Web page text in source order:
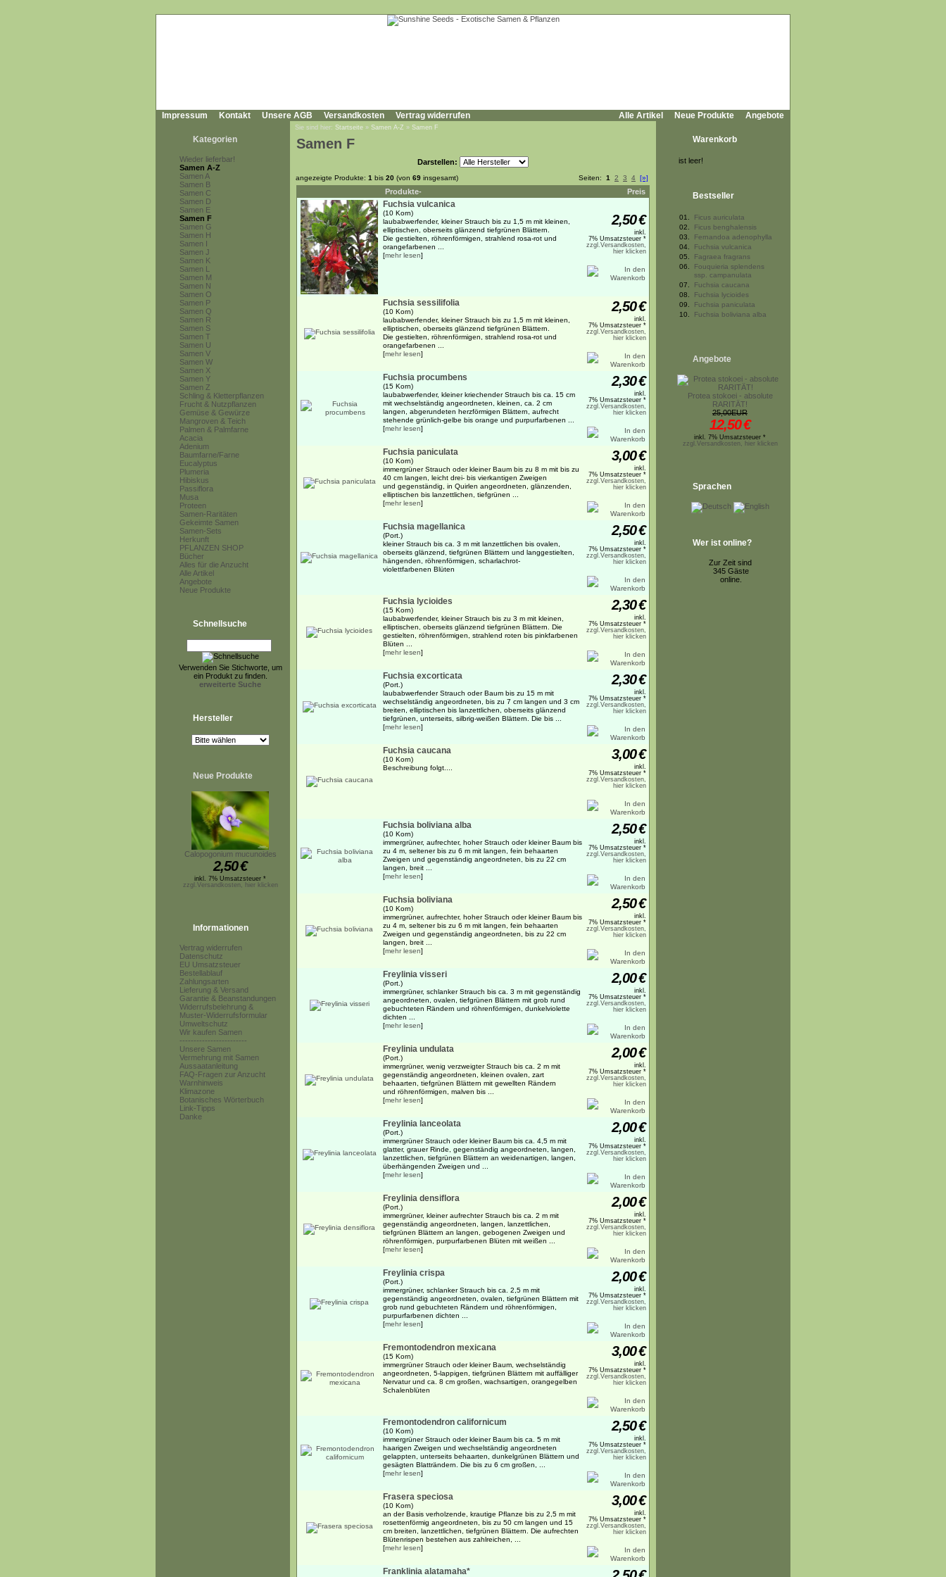
Impressum Kontakt Unsere AGB Versandkosten Vertrag widerrufen Alle Artikel Neue Produkte Angebote
Kategorien
Wieder lieferbar!
Samen A-Z
Samen A
Samen B
Samen C
Samen D
Samen E
Samen F
Samen G
Samen H
Samen I
Samen J
Samen K
Samen L
Samen M
Samen N
Samen O
Samen P
Samen Q
Samen R
Samen S
Samen T
Samen U
Samen V
Samen W
Samen X
Samen Y
Samen Z
Schling & Kletterpflanzen
Frucht & Nutzpflanzen
Gemüse & Gewürze
Mangroven & Teich
Palmen & Palmfarne
Acacia
Adenium
Baumfarne/Farne
Eucalyptus
Plumeria
Hibiskus
Passiflora
Musa
Proteen
Samen-Raritäten
Gekeimte Samen
Samen-Sets
Herkunft
PFLANZEN SHOP
Bücher
Alles für die Anzucht
Alle Artikel
Angebote
Neue Produkte
Schnellsuche
Verwenden Sie Stichworte, um
ein Produkt zu finden.
erweiterte Suche
Hersteller
Neue Produkte
Calopogonium mucunoides
2,50€
inkl. 7% Umsatzsteuer *
zzgl.Versandkosten, hier klicken
Informationen
Vertrag widerrufen
Datenschutz
EU Umsatzsteuer
Bestellablauf
Zahlungsarten
Lieferung & Versand
Garantie & Beanstandungen
Widerrufsbelehrung &
Muster-Widerrufsformular
Umweltschutz
Wir kaufen Samen
------------------------
Unsere Samen
Vermehrung mit Samen
Aussaatanleitung
FAQ-Fragen zur Anzucht
Warnhinweis
Klimazone
Botanisches Wörterbuch
Link-Tipps
Danke
Sie sind hier: Startseite » Samen A-Z » Samen F
Samen F
Darstellen:
angezeigte Produkte: 1 bis 20 (von 69 insgesamt) Seiten: 1 2 3 4 [»]
Produkte- Preis
Fuchsia vulcanica
(10 Korn)
laubabwerfender, kleiner Strauch bis zu 1,5 m mit kleinen,
elliptischen, oberseits glänzend tiefgrünen Blättern.
Die gestielten, röhrenförmigen, strahlend rosa-rot und
orangefarbenen ...
[mehr lesen]
2,50€
inkl.
7% Umsatzsteuer *
zzgl.Versandkosten,
hier klicken
Fuchsia sessilifolia
(10 Korn)
laubabwerfender, kleiner Strauch bis zu 1,5 m mit kleinen,
elliptischen, oberseits glänzend tiefgrünen Blättern.
Die gestielten, röhrenförmigen, strahlend rosa-rot und
orangefarbenen ...
[mehr lesen]
2,50€
inkl.
7% Umsatzsteuer *
zzgl.Versandkosten,
hier klicken
Fuchsia procumbens
(15 Korn)
laubabwerfender, kleiner kriechender Strauch bis ca. 15 cm
mit wechselständig angeordneten, kleinen, ca. 2 cm
langen, abgerundeten herzförmigen Blättern, aufrecht
stehende grünlich-gelbe bis orange und purpurfarbenen ...
[mehr lesen]
2,30€
inkl.
7% Umsatzsteuer *
zzgl.Versandkosten,
hier klicken
Fuchsia paniculata
(10 Korn)
immergrüner Strauch oder kleiner Baum bis zu 8 m mit bis zu
40 cm langen, leicht drei- bis vierkantigen Zweigen
und gegenständig, in Quirlen angeordneten, glänzenden,
elliptischen bis lanzettlichen, tiefgrünen ...
[mehr lesen]
3,00€
inkl.
7% Umsatzsteuer *
zzgl.Versandkosten,
hier klicken
Fuchsia magellanica
(Port.)
kleiner Strauch bis ca. 3 m mit lanzettlichen bis ovalen,
oberseits glänzend, tiefgrünen Blättern und langgestielten,
hängenden, röhrenförmigen, scharlachrot-
violettfarbenen Blüten
2,50€
inkl.
7% Umsatzsteuer *
zzgl.Versandkosten,
hier klicken
Fuchsia lycioides
(15 Korn)
laubabwerfender, kleiner Strauch bis zu 3 m mit kleinen,
elliptischen, oberseits glänzend tiefgrünen Blättern. Die
gestielten, röhrenförmigen, strahlend roten bis pinkfarbenen
Blüten ...
[mehr lesen]
2,30€
inkl.
7% Umsatzsteuer *
zzgl.Versandkosten,
hier klicken
Fuchsia excorticata
(Port.)
laubabwerfender Strauch oder Baum bis zu 15 m mit
wechselständig angeordneten, bis zu 7 cm langen und 3 cm
breiten, elliptischen bis lanzettlichen, oberseits glänzend
tiefgrünen, unterseits, silbrig-weißen Blättern. Die bis ...
[mehr lesen]
2,30€
inkl.
7% Umsatzsteuer *
zzgl.Versandkosten,
hier klicken
Fuchsia caucana
(10 Korn)
Beschreibung folgt....
3,00€
inkl.
7% Umsatzsteuer *
zzgl.Versandkosten,
hier klicken
Fuchsia boliviana alba
(10 Korn)
immergrüner, aufrechter, hoher Strauch oder kleiner Baum bis
zu 4 m, seltener bis zu 6 m mit langen, fein behaarten
Zweigen und gegenständig angeordneten, bis zu 22 cm
langen, breit ...
[mehr lesen]
2,50€
inkl.
7% Umsatzsteuer *
zzgl.Versandkosten,
hier klicken
Fuchsia boliviana
(10 Korn)
immergrüner, aufrechter, hoher Strauch oder kleiner Baum bis
zu 4 m, seltener bis zu 6 m mit langen, fein behaarten
Zweigen und gegenständig angeordneten, bis zu 22 cm
langen, breit ...
[mehr lesen]
2,50€
inkl.
7% Umsatzsteuer *
zzgl.Versandkosten,
hier klicken
Freylinia visseri
(Port.)
immergrüner, schlanker Strauch bis ca. 3 m mit gegenständig
angeordneten, ovalen, tiefgrünen Blättern mit grob rund
gebuchteten Rändern und röhrenförmigen, dunkelviolette
dichten ...
[mehr lesen]
2,00€
inkl.
7% Umsatzsteuer *
zzgl.Versandkosten,
hier klicken
Freylinia undulata
(Port.)
immergrüner, wenig verzweigter Strauch bis ca. 2 m mit
gegenständig angeordneten, kleinen ovalen, zart
behaarten, tiefgrünen Blättern mit gewellten Rändern
und röhrenförmigen, malven bis ...
[mehr lesen]
2,00€
inkl.
7% Umsatzsteuer *
zzgl.Versandkosten,
hier klicken
Freylinia lanceolata
(Port.)
immergrüner Strauch oder kleiner Baum bis ca. 4,5 m mit
glatter, grauer Rinde, gegenständig angeordneten, langen,
lanzettlichen, tiefgrünen Blättern an weidenartigen, langen,
überhängenden Zweigen und ...
[mehr lesen]
2,00€
inkl.
7% Umsatzsteuer *
zzgl.Versandkosten,
hier klicken
Freylinia densiflora
(Port.)
immergrüner, kleiner aufrechter Strauch bis ca. 2 m mit
gegenständig angeordneten, langen, lanzettlichen,
tiefgrünen Blättern an langen, gebogenen Zweigen und
röhrenförmigen, purpurfarbenen Blüten mit weißen ...
[mehr lesen]
2,00€
inkl.
7% Umsatzsteuer *
zzgl.Versandkosten,
hier klicken
Freylinia crispa
(Port.)
immergrüner, schlanker Strauch bis ca. 2,5 m mit
gegenständig angeordneten, ovalen, tiefgrünen Blättern mit
grob rund gebuchteten Rändern und röhrenförmigen,
purpurfarbenen dichten ...
[mehr lesen]
2,00€
inkl.
7% Umsatzsteuer *
zzgl.Versandkosten,
hier klicken
Fremontodendron mexicana
(15 Korn)
immergrüner Strauch oder kleiner Baum, wechselständig
angeordneten, 5-lappigen, tiefgrünen Blättern mit auffälliger
Nervatur und ca. 8 cm großen, wachsartigen, orangegelben
Schalenblüten
3,00€
inkl.
7% Umsatzsteuer *
zzgl.Versandkosten,
hier klicken
Fremontodendron californicum
(10 Korn)
immergrüner Strauch oder kleiner Baum bis ca. 5 m mit
haarigen Zweigen und wechselständig angeordneten
gelappten, unterseits behaarten, dunkelgrünen Blättern und
gesägten Blatträndern. Die bis zu 6 cm großen, ...
[mehr lesen]
2,50€
inkl.
7% Umsatzsteuer *
zzgl.Versandkosten,
hier klicken
Frasera speciosa
(10 Korn)
an der Basis verholzende, krautige Pflanze bis zu 2,5 m mit
rosettenförmig angeordneten, bis zu 50 cm langen und 15
cm breiten, lanzettlichen, tiefgrünen Blättern. Die aufrechten
Blütenrispen bestehen aus zahlreichen, ...
[mehr lesen]
3,00€
inkl.
7% Umsatzsteuer *
zzgl.Versandkosten,
hier klicken
Franklinia alatamaha*
Warenkorb
ist leer!
Bestseller
01.
Ficus auriculata
02.
Ficus benghalensis
03.
Fernandoa adenophylla
04.
Fuchsia vulcanica
05.
Fagraea fragrans
06.
Fouquieria splendens
ssp. campanulata
07.
Fuchsia caucana
08.
Fuchsia lycioides
09.
Fuchsia paniculata
10.
Fuchsia boliviana alba
Angebote
Protea stokoei - absolute
RARITÄT!
25,00EUR
12,50€
inkl. 7% Umsatzsteuer *
zzgl.Versandkosten, hier klicken
Sprachen
Wer ist online?
Zur Zeit sind
345 Gäste
online.